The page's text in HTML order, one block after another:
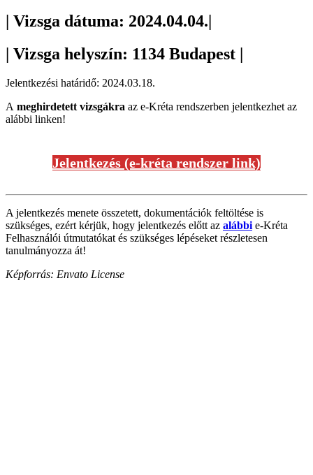
| Vizsga dátuma: 2024.04.04.|
| Vizsga helyszín: 1134 Budapest |
Jelentkezési határidő: 2024.03.18.
A meghirdetett vizsgákra az e-Kréta rendszerben jelentkezhet az
alábbi linken!
Jelentkezés (e-kréta rendszer link)
A jelentkezés menete összetett, dokumentációk feltöltése is
szükséges, ezért kérjük, hogy jelentkezés előtt az alábbie-Kréta
Felhasználói útmutatókat és szükséges lépéseket részletesen
tanulmányozza át!
Képforrás: Envato License